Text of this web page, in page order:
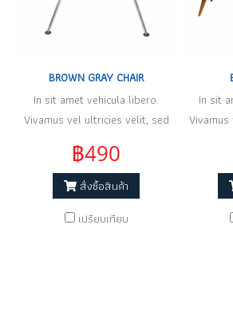
BROWN GRAY CHAIR
In sit amet vehicula libero.
Vivamus vel ultricies velit, sed
฿490
สั่งซื้อสินค้า
เปรียบเทียบ
In sit